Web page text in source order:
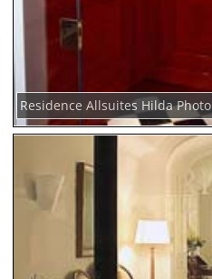
Residence Allsuites Hilda Photo